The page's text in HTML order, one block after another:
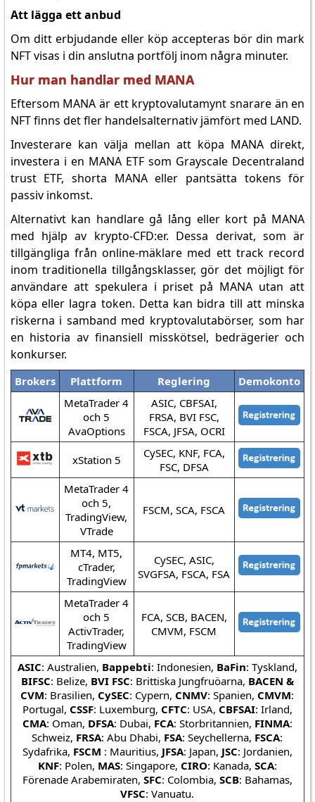
Att lägga ett anbud
Om ditt erbjudande eller köp accepteras bör din mark
NFT visas i din anslutna portfölj inom några minuter.
Hur man handlar med MANA
Eftersom MANA är ett kryptovalutamynt snarare än en
NFT finns det fler handelsalternativ jämfört med LAND.
Investerare kan välja mellan att köpa MANA direkt,
investera i en MANA ETF som Grayscale Decentraland
trust ETF, shorta MANA eller pantsätta tokens för
passiv inkomst.
Alternativt kan handlare gå lång eller kort på MANA
med hjälp av krypto-CFD:er. Dessa derivat, som är
tillgängliga från online-mäklare med ett track record
inom traditionella tillgångsklasser, gör det möjligt för
användare att spekulera i priset på MANA utan att
köpa eller lagra token. Detta kan bidra till att minska
riskerna i samband med kryptovalutabörser, som har
en historia av finansiell misskötsel, bedrägerier och
konkurser.
Brokers Plattform Reglering
Demokonto
MetaTrader 4
och 5
AvaOptions
ASIC, CBFSAI,
FRSA, BVI FSC,
FSCA, JFSA, OCRI
xStation 5
CySEC, KNF, FCA,
FSC, DFSA
MetaTrader 4
och 5,
TradingView,
VTrade
FSCM, SCA, FSCA
MT4, MT5,
cTrader,
TradingView
CySEC, ASIC,
SVGFSA, FSCA, FSA
MetaTrader 4
och 5
ActivTrader,
TradingView
FCA, SCB, BACEN,
CMVM, FSCM
ASIC: Australien, Bappebti: Indonesien, BaFin: Tyskland,
BIFSC: Belize, BVI FSC: Brittiska Jungfruöarna, BACEN &
CVM: Brasilien, CySEC: Cypern, CNMV: Spanien, CMVM:
Portugal, CSSF: Luxemburg, CFTC: USA, CBFSAI: Irland,
CMA: Oman, DFSA: Dubai, FCA: Storbritannien, FINMA:
Schweiz, FRSA: Abu Dhabi, FSA: Seychellerna, FSCA:
Sydafrika, FSCM : Mauritius, JFSA: Japan, JSC: Jordanien,
KNF: Polen, MAS: Singapore, CIRO: Kanada, SCA:
Förenade Arabemiraten, SFC: Colombia, SCB: Bahamas,
VFSC: Vanuatu.